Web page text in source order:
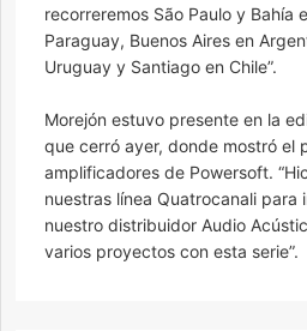
recorreremos São Paulo y Bahía
Paraguay, Buenos Aires en
Uruguay y Santiago en Chile”.
Morejón estuvo presente en la
que cerró ayer, donde mostró el
amplificadores de Powersoft.
nuestras línea Quatrocanali para
nuestro distribuidor Audio
varios proyectos con esta serie”.